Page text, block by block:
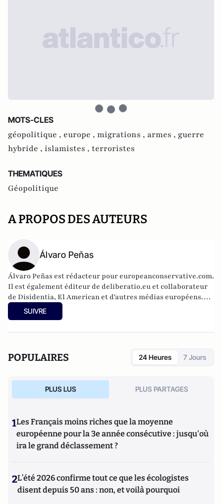
MOTS-CLES
géopolitique , europe , migrations , armes , guerre
hybride , islamistes , terroristes
THEMATIQUES
Géopolitique
A PROPOS DES AUTEURS
Álvaro Peñas
Álvaro Peñas est rédacteur pour europeanconservative.com.
Il est également éditeur de deliberatio.eu et collaborateur
de Disidentia, El American et d'autres médias européens.
Analyste international spécialisé en Europe de l'Est pour la
chaîne de télévision 7NN, il est aussi auteur chez SND
SUIVRE
POPULAIRES 24 Heures 7 Jours
PLUS LUS PLUS PARTAGES
1Les Français moins riches que la moyenne
européenne pour la 3e année consécutive : jusqu'où
ira le grand déclassement ?
2L’été 2026 confirme tout ce que les écologistes
disent depuis 50 ans : non, et voilà pourquoi